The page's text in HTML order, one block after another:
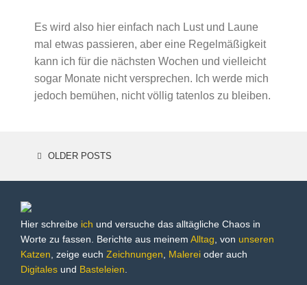
Es wird also hier einfach nach Lust und Laune
mal etwas passieren, aber eine Regelmäßigkeit
kann ich für die nächsten Wochen und vielleicht
sogar Monate nicht versprechen. Ich werde mich
jedoch bemühen, nicht völlig tatenlos zu bleiben.
POSTS
OLDER POSTS
Hier schreibe ich und versuche das alltägliche Chaos in
Worte zu fassen. Berichte aus meinem Alltag , von unseren
Katzen , zeige euch Zeichnungen Malerei oder auch
Digitales und Basteleien